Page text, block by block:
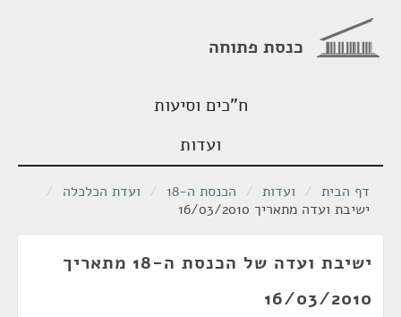
כנסת פתוחה
ח"כים וסיעות
ועדות
דף הבית / ועדות / הכנסת ה-18 / ועדת הכלכלה /
ישיבת ועדה מתאריך 16/03/2010
ישיבת ועדה של הכנסת ה-18 מתאריך
16/03/2010